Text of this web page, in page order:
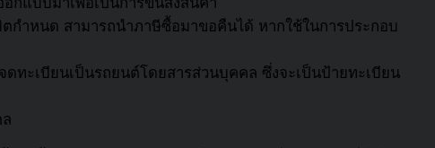
กำหนด สามารถนำภาษีซื้อมาขอคืนได้ หากใช้ในการประกอบ
ทะเบียนเป็นรถยนต์โดยสารส่วนบุคคล ซึ่งจะเป็นป้ายทะเบียน